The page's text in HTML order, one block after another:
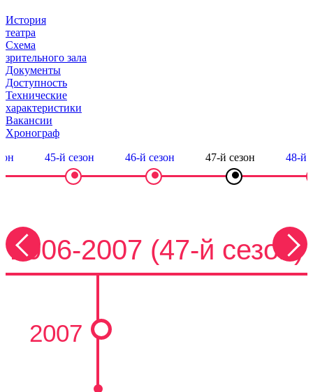
История
театра
Схема
зрительного зала
Документы
Доступность
Технические
характеристики
Вакансии
Хронограф
45-й сезон 46-й сезон 47-й сезон 48-й
2006-2007 (47-й сезон)
2007